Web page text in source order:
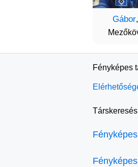
Gábor
Fényképes